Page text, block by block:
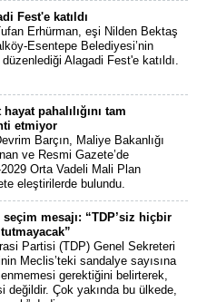
Fest'e katıldı
Erhürman, eşi Nilden Bektaş
Esentepe Belediyesi’nin
Alagadi Fest'e katıldı.
pahalılığını tam
etmiyor
Barçın, Maliye Bakanlığı
ve Resmi Gazete’de
Orta Vadeli Mali Plan
eleştirilerde bulundu.
mesajı: “TDP’siz hiçbir
Partisi (TDP) Genel Sekreteri
Meclis’teki sandalye sayısına
gerektiğini belirterek,
değildir. Çok yakında bu ülkede,